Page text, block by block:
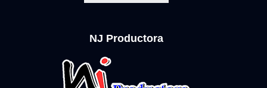
NJ Productora